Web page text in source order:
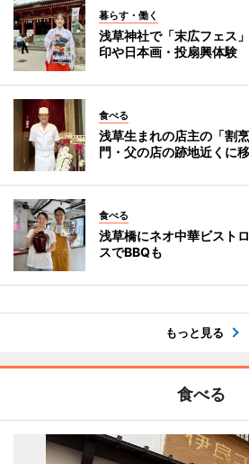
暮らす・働く
浅草神社で「末広フェ
印や日本画・投扇興体験
食べる
浅草生まれの店主の「割
門・父の店の跡地近くに
食べる
浅草橋にネオ中華ビスト
スでBBQも
もっと見る
食べる